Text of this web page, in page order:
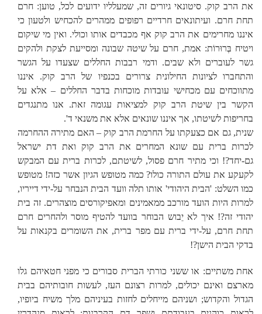
את הרב קוק. סיטונאי גיורים זה, שמעלליו ידועים לכל, טוען: חרם
תחת חרם. ועיתונאים חרדיים רפופים ממהרים להכחיש ולטעון כי
איננו מחרימים את הרב קוק אף מכבדים אותו וכולי. ואין מי שיקום
ויטיח בְּרוּרוֹת: אמת, חרם על שיטה שבונה ומסייעת לצקת ולהקים
גשר לעוברים ולא שבים. ודמי רבבות החללים שצעדו על הגשר
והתחברו לציונות החילונית צרורים בכנפיו של הרב קוק. איננו
מתווכחים עם מכחישי עובדות מוכחות בדבר החללים – אלא על
הקשר בין שיטת הרב קוק למציאות עגומה זאת. אנו מתנגדים
בחריפות לשיטתו, אך איננו שונאים אלא את משנאי ד'.
שנית, גם אם כצעקתו על החרמת הרב קוק – האם מתירה ההחרמה
לכרות ברית עם שונא המחרים את הרב קוק ואת דת ישראל
גם-יחד?! וכי מתיר חרם פסול, לשיטתם, לכרות ברית עם המבקש
לקעקע את עולם התורה כולו? כמה מטופש הגיון אשר כזה! מטופש
כמו השלט: 'הבית היהודי' אותו תלה וועד הבית הנבחר על-ידי דייריו,
למרות היות הועד מורכב ממאמינים ומאפיקורסים מוצהרים. זה בית
יהודי זה?! איך לא יֵבוש הבוחר בוועד להטיף מוסר ולהחרים חרם
תחת חרם, על-ידי ברית עם מפר ברית, את השומרים בקנאות על
בדקי הבית הישן?!
אחת משתיים: או ששני כורתי הברית סבורים כי מפני חטאיהם גלו
מארצם ואינם יכולים, למרות רצונם העז, לעשות חובותיהם בבית
הגדול והקדוש; ושניהם מייחלים לחזות בעיניהם מלך משיח ביופיו,